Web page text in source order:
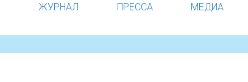
ЖУРНАЛ ПРЕССА МЕДИА